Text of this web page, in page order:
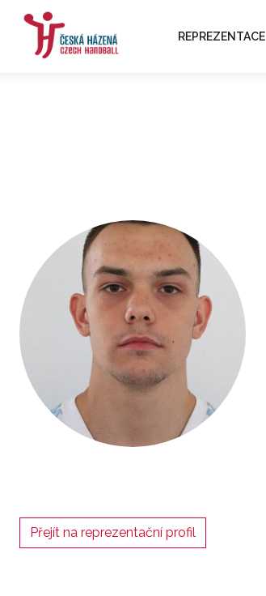
REPREZENTACE
Přejít na reprezentační profil